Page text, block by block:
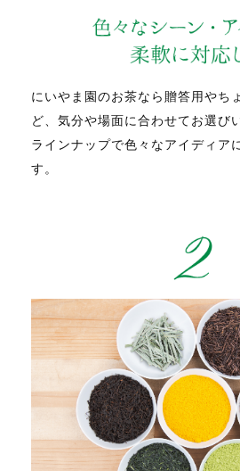
にいやま園のお茶なら贈答用やち
ど、気分や場面に合わせてお選び
ラインナップで色々なアイディア
す。